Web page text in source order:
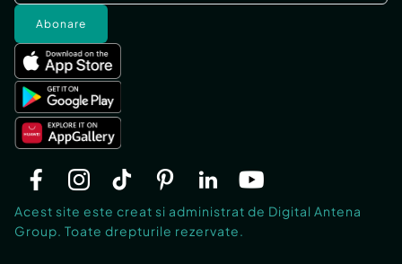
Abonare
Acest site este creat si administrat de Digital Antena
Group. Toate drepturile rezervate.